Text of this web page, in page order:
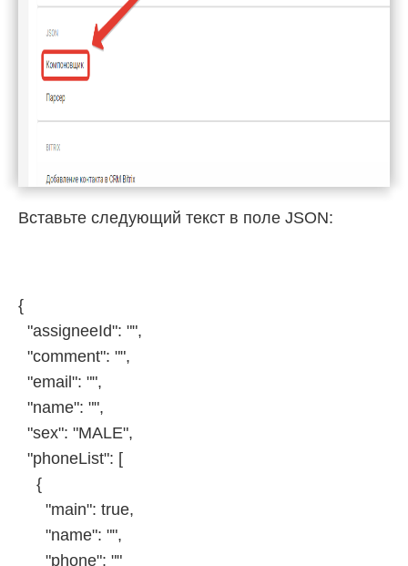
Вставьте следующий текст в поле JSON:
{
"assigneeId": "",
"comment": "",
"email": "",
"name": "",
"sex": "MALE",
"phoneList": [
{
"main": true,
"name": "",
"phone": ""